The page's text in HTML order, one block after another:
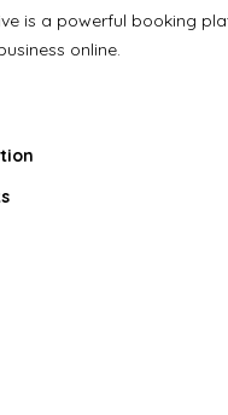
is a powerful booking
online.